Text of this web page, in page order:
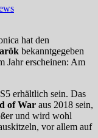
hat den
bekanntgegeben
Jahr erscheinen: Am
erhältlich sein. Das
of War aus 2018 sein,
und wird wohl
vor allem auf